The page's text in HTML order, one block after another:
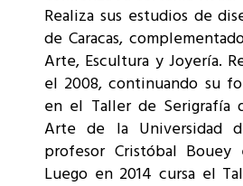
Realiza sus estudios de
de Caracas,
Arte, Escultura y Joyería.
el 2008, continuando su
en el Taller de Serigrafía
Arte de la Universidad
profesor Cristóbal Bouey
Luego en 2014 cursa el